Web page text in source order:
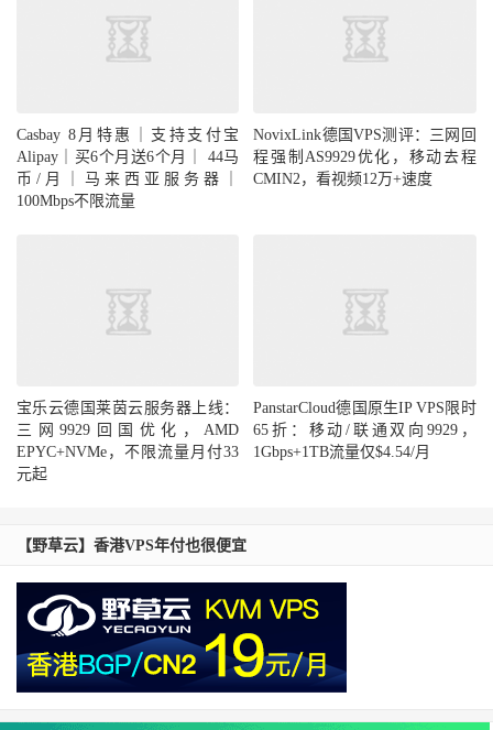
Casbay 8月特惠｜支持支付宝
Alipay｜买6个月送6个月｜ 44马
币/月｜马来西亚服务器｜
100Mbps不限流量
NovixLink德国VPS测评：三网回
程强制AS9929优化，移动去程
CMIN2，看视频12万+速度
宝乐云德国莱茵云服务器上线：
三网9929回国优化，AMD
EPYC+NVMe，不限流量月付33
元起
PanstarCloud德国原生IP VPS限时
65折：移动/联通双向9929，
1Gbps+1TB流量仅$4.54/月
【野草云】香港VPS年付也很便宜